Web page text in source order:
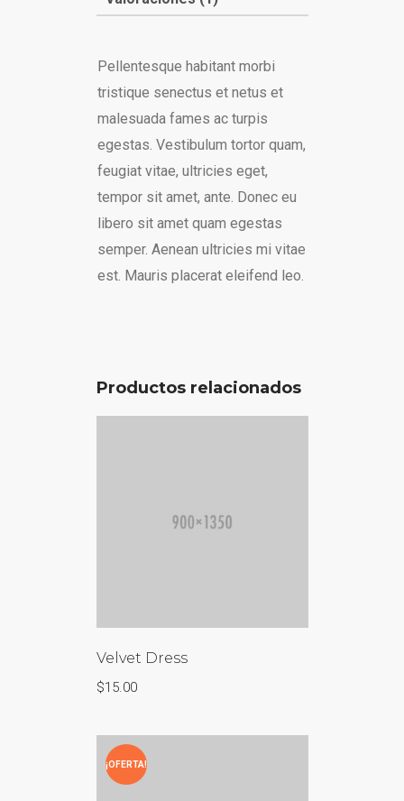
Pellentesque habitant morbi
tristique senectus et netus et
malesuada fames ac turpis
egestas. Vestibulum tortor quam,
feugiat vitae, ultricies eget,
tempor sit amet, ante. Donec eu
libero sit amet quam egestas
semper. Aenean ultricies mi vitae
est. Mauris placerat eleifend leo.
Productos relacionados
Velvet Dress
$15.00
¡OFERTA!